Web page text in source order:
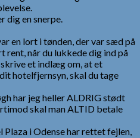
dig en snerpe.
en lort i tønden, der var sæd på
rent, når du lukkede dig ind på
et indlæg om, at et
hotelfjernsyn, skal du tage
har jeg heller ALDRIG stødt
skal man ALTID betale
Plaza i Odense har rettet fejlen,